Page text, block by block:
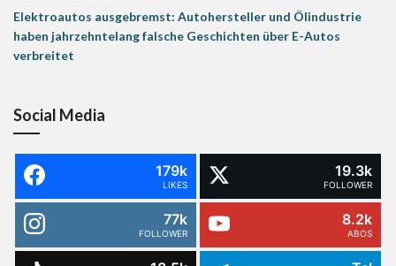
Elektroautos ausgebremst: Autohersteller und Ölindustrie
haben jahrzehntelang falsche Geschichten über E-Autos
verbreitet
Social Media
179k
LIKES
19.3k
FOLLOWER
77k
FOLLOWER
8.2k
ABOS